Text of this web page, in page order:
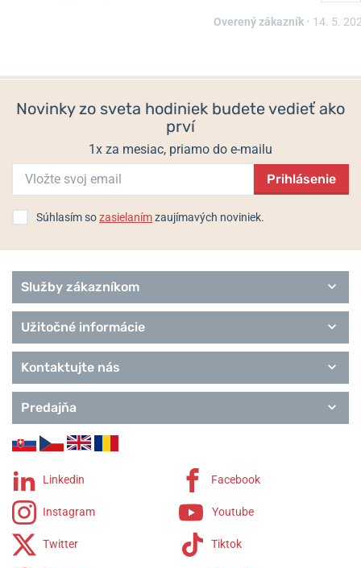
Style
Trend
Overený zákazník • 14. 5.
Novinky zo sveta hodiniek budete vedieť ako
prví
1x za mesiac, priamo do e-mailu
Prihlásenie
Súhlasím sozasielanímzaujímavých noviniek.
Služby zákazníkom
Užitočné informácie
Kontaktujte nás
Predajňa
Linkedin Facebook
Instagram Youtube
Twitter Tiktok